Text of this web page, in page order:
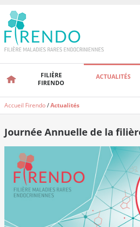
FILIÈRE
FIRENDO
ACTUALITÉS
Accueil Firendo/Actualités
Journée Annuelle de la